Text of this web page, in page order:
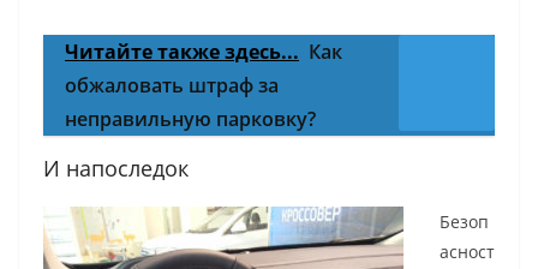
Читайте также здесь... Как
обжаловать штраф за
неправильную парковку?
И напоследок
Безоп
асност